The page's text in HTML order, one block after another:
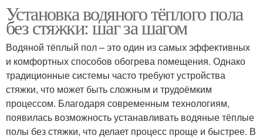
Установка водяного тёплого пола
без стяжки: шаг за шагом
Водяной тёплый пол – это один из самых эффективных
и комфортных способов обогрева помещения. Однако
традиционные системы часто требуют устройства
стяжки, что может быть сложным и трудоёмким
процессом. Благодаря современным технологиям,
появилась возможность устанавливать водяные тёплые
полы без стяжки, что делает процесс проще и быстрее. В